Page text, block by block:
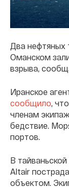
Два нефтяных
Оманском
взрыва,
Иранское
сообщило ,
членам
бедствие.
портов.
В
Altair
объектом.